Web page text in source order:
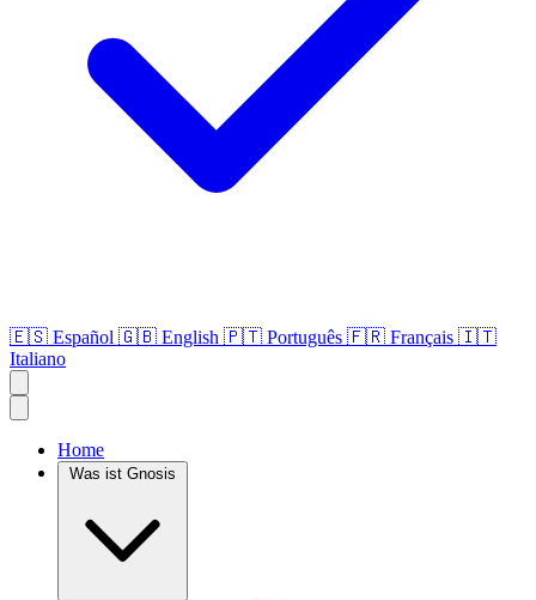
🇪🇸 Español 🇬🇧 English 🇵🇹 Português 🇫🇷 Français 🇮🇹
Italiano
Home
Was ist Gnosis